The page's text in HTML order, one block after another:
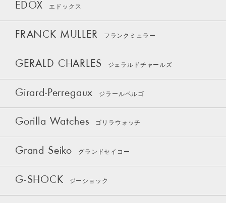
EDOX エドックス
FRANCK MULLER フランクミュラー
GERALD CHARLES ジェラルドチャールズ
Girard-Perregaux ジラールペルゴ
Gorilla Watches ゴリラウォッチ
Grand Seiko グランドセイコー
G-SHOCK ジーショック